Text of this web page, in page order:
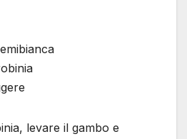
levare il gambo e